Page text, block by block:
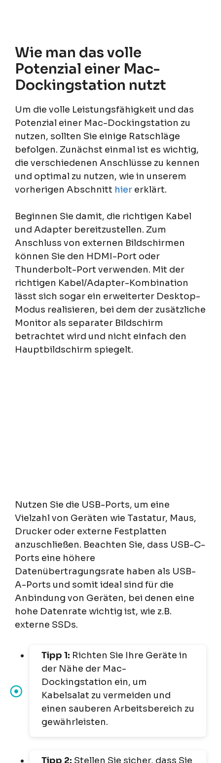
Wie man das volle
Potenzial einer Mac-
Dockingstation nutzt
Um die volle Leistungsfähigkeit und das
Potenzial einer Mac-Dockingstation zu
nutzen, sollten Sie einige Ratschläge
befolgen. Zunächst einmal ist es wichtig,
die verschiedenen Anschlüsse zu kennen
und optimal zu nutzen, wie in unserem
vorherigen Abschnitt hier erklärt.
Beginnen Sie damit, die richtigen Kabel
und Adapter bereitzustellen. Zum
Anschluss von externen Bildschirmen
können Sie den HDMI-Port oder
Thunderbolt-Port verwenden. Mit der
richtigen Kabel/Adapter-Kombination
lässt sich sogar ein erweiterter Desktop-
Modus realisieren, bei dem der zusätzliche
Monitor als separater Bildschirm
betrachtet wird und nicht einfach den
Hauptbildschirm spiegelt.
Nutzen Sie die USB-Ports, um eine
Vielzahl von Geräten wie Tastatur, Maus,
Drucker oder externe Festplatten
anzuschließen. Beachten Sie, dass USB-C-
Ports eine höhere
Datenübertragungsrate haben als USB-
A-Ports und somit ideal sind für die
Anbindung von Geräten, bei denen eine
hohe Datenrate wichtig ist, wie z.B.
externe SSDs.
Tipp 1: Richten Sie Ihre Geräte in
der Nähe der Mac-
Dockingstation ein, um
Kabelsalat zu vermeiden und
einen sauberen Arbeitsbereich zu
gewährleisten.
Tipp 2: Stellen Sie sicher, dass Sie